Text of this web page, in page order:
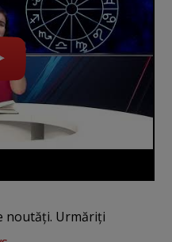
noutăți. Urmăriți